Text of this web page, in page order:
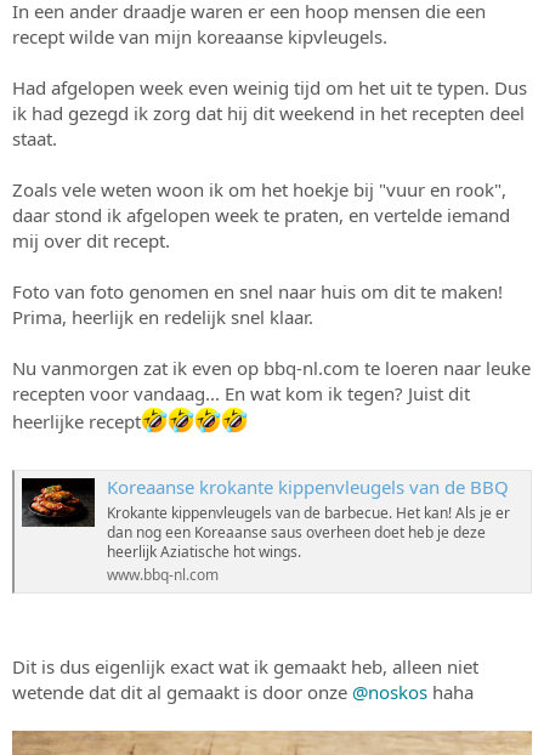
s
t
t
e
r
m
In een ander draadje waren er een hoop mensen die een
recept wilde van mijn koreaanse kipvleugels.
Had afgelopen week even weinig tijd om het uit te typen. Dus
ik had gezegd ik zorg dat hij dit weekend in het recepten deel
staat.
Zoals vele weten woon ik om het hoekje bij "vuur en rook",
daar stond ik afgelopen week te praten, en vertelde iemand
mij over dit recept.
Foto van foto genomen en snel naar huis om dit te maken!
Prima, heerlijk en redelijk snel klaar.
Nu vanmorgen zat ik even op bbq-nl.com te loeren naar leuke
recepten voor vandaag... En wat kom ik tegen? Juist dit
heerlijke recept
Koreaanse krokante kippenvleugels van de BBQ
Krokante kippenvleugels van de barbecue. Het kan! Als je er
dan nog een Koreaanse saus overheen doet heb je deze
heerlijk Aziatische hot wings.
www.bbq-nl.com
Dit is dus eigenlijk exact wat ik gemaakt heb, alleen niet
wetende dat dit al gemaakt is door onze @noskos haha